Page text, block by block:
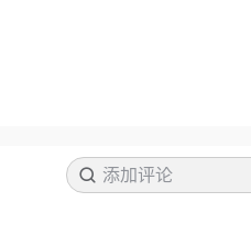
添加评论